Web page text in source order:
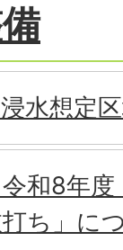
水想定
和8年
ち」に